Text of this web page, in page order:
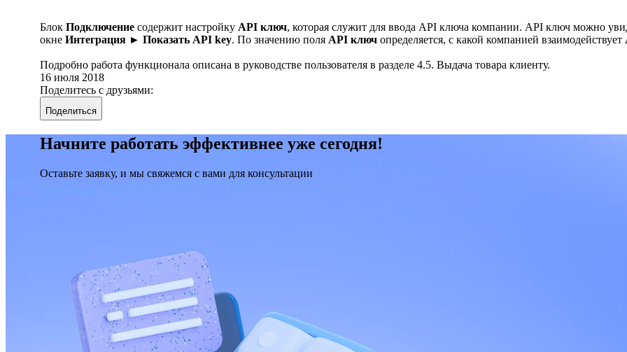
Блок Подключение содержит настройку API ключ, которая служит для ввода API ключа компании. API ключ можно
окне Интеграция ► Показать API key. По значению поля API ключ определяется, с какой компанией взаимодействует
Подробно работа функционала описана в руководстве пользователя в разделе 4.5. Выдача товара клиенту.
16 июля 2018
Поделитесь с друзьями:
Поделиться
Начните работать эффективнее уже сегодня!
Оставьте заявку, и мы свяжемся с вами для консультации